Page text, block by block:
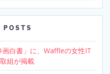
POSTS
白書」に、Waffleの女性IT
組が掲載